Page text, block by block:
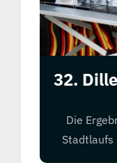
32.
Die
Stadtlaufs